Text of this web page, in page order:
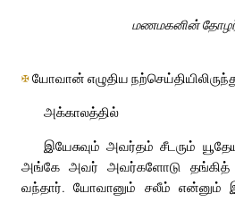
மணமகனின்
✠யோவான் எழுதிய
அக்காலத்தில்
இயேசுவும் அவர்தம் சீடரும்
அங்கே அவர் அவர்களோடு தங்கித்
வந்தார். யோவானும் சலீம் என்னும்